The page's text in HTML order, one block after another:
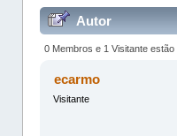
Autor
0 Membros e 1 Visitante estão
ecarmo
Visitante